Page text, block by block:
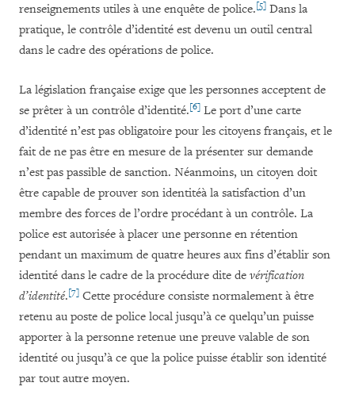
renseignements utiles à une enquête de police.[5] Dans la
pratique, le contrôle d’identité est devenu un outil central
dans le cadre des opérations de police.
La législation française exige que les personnes acceptent de
se prêter à un contrôle d’identité.[6] Le port d’une carte
d’identité n’est pas obligatoire pour les citoyens français, et le
fait de ne pas être en mesure de la présenter sur demande
n’est pas passible de sanction. Néanmoins, un citoyen doit
être capable de prouver son identitéà la satisfaction d’un
membre des forces de l’ordre procédant à un contrôle. La
police est autorisée à placer une personne en rétention
pendant un maximum de quatre heures aux fins d’établir son
identité dans le cadre de la procédure dite de vérification
d’identité.[7] Cette procédure consiste normalement à être
retenu au poste de police local jusqu’à ce quelqu’un puisse
apporter à la personne retenue une preuve valable de son
identité ou jusqu’à ce que la police puisse établir son identité
par tout autre moyen.